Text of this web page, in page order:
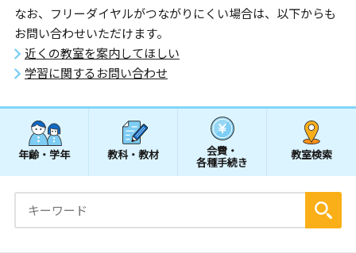
なお、フリーダイヤルがつながりにくい場合は、以下からも
お問い合わせいただけます。
近くの教室を案内してほしい
学習に関するお問い合わせ
年齢・学年 教科・教材 会費・
各種手続き
教室検索